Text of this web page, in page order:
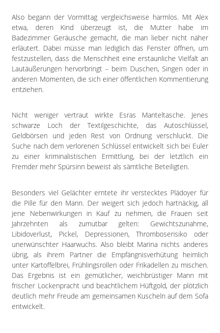
Also begann der Vormittag vergleichsweise harmlos. Mit Alex
etwa, deren Kind überzeugt ist, die Mutter habe im
Badezimmer Geräusche gemacht, die man lieber nicht näher
erläutert. Dabei müsse man lediglich das Fenster öffnen, um
festzustellen, dass die Menschheit eine erstaunliche Vielfalt an
Lautäußerungen hervorbringt – beim Duschen, Singen oder in
anderen Momenten, die sich einer öffentlichen Kommentierung
entziehen.
Nicht weniger vertraut wirkte Esras Manteltasche. Jenes
schwarze Loch der Textilgeschichte, das Autoschlüssel,
Geldbörsen und jeden Rest von Ordnung verschluckt. Die
Suche nach dem verlorenen Schlüssel entwickelt sich bei Euler
zu einer kriminalistischen Ermittlung, bei der letztlich ein
Fremder mehr Spürsinn beweist als sämtliche Beteiligten.
Besonders viel Gelächter erntete ihr verstecktes Plädoyer für
die Pille für den Mann. Der weigert sich jedoch hartnäckig, all
jene Nebenwirkungen in Kauf zu nehmen, die Frauen seit
Jahrzehnten als zumutbar gelten: Gewichtszunahme,
Libidoverlust, Pickel, Depressionen, Thromboserisiko oder
unerwünschter Haarwuchs. Also bleibt Marina nichts anderes
übrig, als ihrem Partner die Empfängnisverhütung heimlich
unter Kartoffelbrei, Frühlingsrollen oder Frikadellen zu mischen.
Das Ergebnis ist ein gemütlicher, weichbrüstiger Mann mit
frischer Lockenpracht und beachtlichem Hüftgold, der plötzlich
deutlich mehr Freude am gemeinsamen Kuscheln auf dem Sofa
entwickelt.